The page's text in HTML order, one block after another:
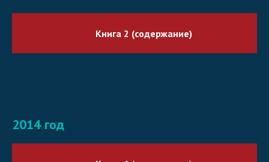
Книга 2 (содержание)
2014 год